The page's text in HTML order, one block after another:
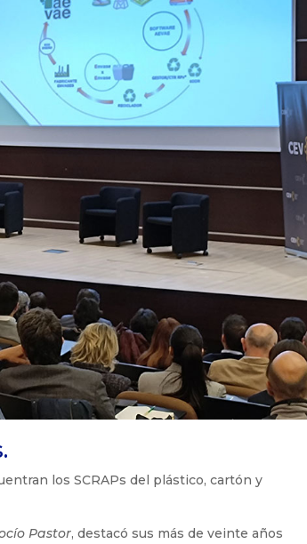
los SCRAPs del plástico, cartón y
Pastor, destacó sus más de veinte años